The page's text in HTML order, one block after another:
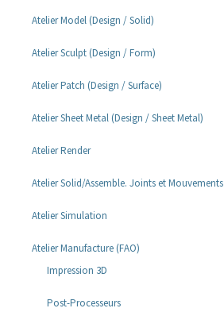
Atelier Model (Design / Solid)
Atelier Sculpt (Design / Form)
Atelier Patch (Design / Surface)
Atelier Sheet Metal (Design / Sheet Metal)
Atelier Render
Atelier Solid/Assemble. Joints et Mouvements
Atelier Simulation
Atelier Manufacture (FAO)
Impression 3D
Post-Processeurs